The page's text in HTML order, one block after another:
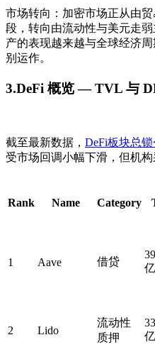
市场转向： 加密市场正从由
段 ，转向由流动性与美元走
产的表现越来越与全球经济
别运作。
3.DeFi 概览 — TVL 与
截至最新数据， DeFi板块总锁
受市场回调小幅下滑，但机构
Rank Name Category
1 Aave 借贷
2 Lido
流动性
质押